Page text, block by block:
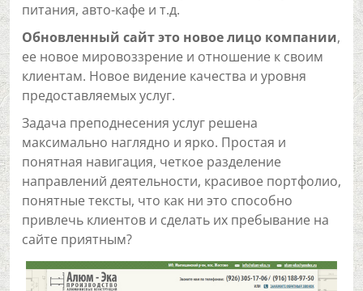
питания, авто-кафе и т.д.
Обновленный сайт это новое лицо компании,
ее новое мировоззрение и отношение к своим
клиентам. Новое видение качества и уровня
предоставляемых услуг.
Задача преподнесения услуг решена
максимально наглядно и ярко. Простая и
понятная навигация, четкое разделение
направлений деятельности, красивое портфолио,
понятные тексты, что как ни это способно
привлечь клиентов и сделать их пребывание на
сайте приятным?